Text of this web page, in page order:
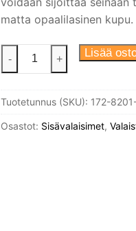
matta opaalilasinen kupu.
100/100
Musta
suora
- + Lisää
Tuotetunnus (SKU): 172-
Osastot: Sisävalaisimet,